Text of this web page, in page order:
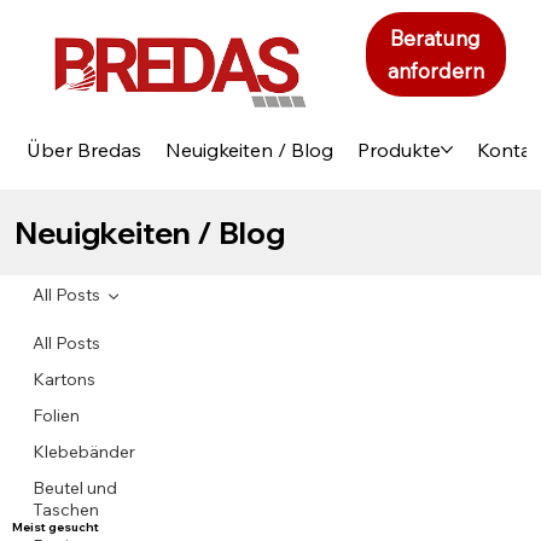
Über Bredas Neuigkeiten / Blog Produkte
Beratung
anfordern
Neuigkeiten / Blog
All Posts
Kartons
Folien
Klebebänder
Beutel und
Taschen
All Posts
Meist gesucht